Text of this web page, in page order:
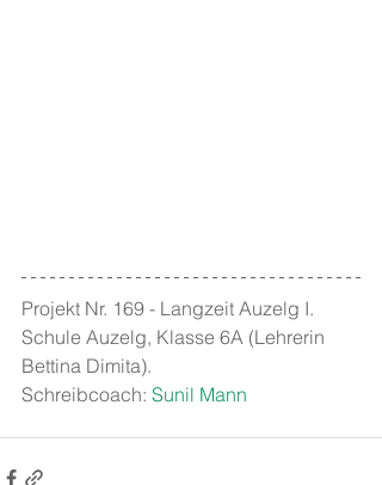
Projekt Nr. 169 - Langzeit Auzelg I.
Schule Auzelg, Klasse 6A (Lehrerin
Bettina Dimita).
Schreibcoach: Sunil Mann